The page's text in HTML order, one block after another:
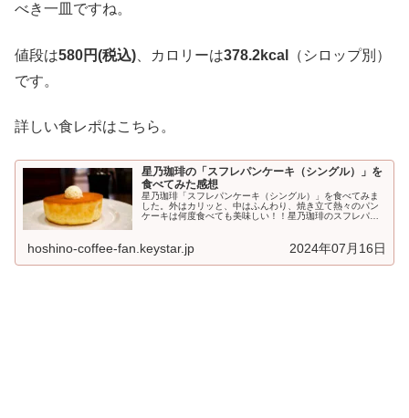
べき一皿ですね。
値段は580円(税込) 、カロリーは378.2kcal
（シロップ別）
です。
詳しい食レポはこちら。
星乃珈琲の「スフレパンケーキ（シングル）」を
食べてみた感想
星乃珈琲「スフレパンケーキ（シングル）」を食べてみま
した。外はカリッと、中はふんわり、焼き立て熱々のパン
ケーキは何度食べても美味しい！！星乃珈琲のスフレパン
hoshino-coffee-fan.keystar.jp 2024年07月16日